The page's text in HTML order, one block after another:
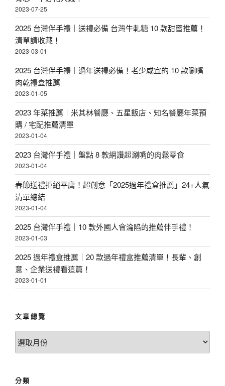
2023-07-25
2025 台灣伴手禮｜送禮必備 台灣牛軋糖 10 款甜蜜推薦！
清單請收藏！
2023-03-01
2025 台灣伴手禮｜過年送禮必備！老少咸宜的 10 款唰嘴
肉乾禮盒推薦
2023-01-05
2023 年菜推薦｜米其林餐廳、五星飯店、知名餐廳年菜預
購 / 宅配推薦清單
2023-01-04
2023 台灣伴手禮｜盤點 8 款網讚超涮嘴的肉鬆零食
2023-01-04
春節送禮拒絕平庸！超創意「2025過年禮盒推薦」24+人氣
清單總結
2023-01-04
2025 台灣伴手禮｜10 款外國人會淪陷的推薦伴手禮！
2023-01-03
2025 過年禮盒推薦｜20 款過年禮盒推薦清單！長輩、創
意、企業送禮看這篇！
2023-01-01
文章總覽
文
章
分類